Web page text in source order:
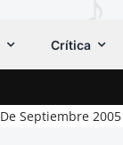
Crítica
De Septiembre 2005